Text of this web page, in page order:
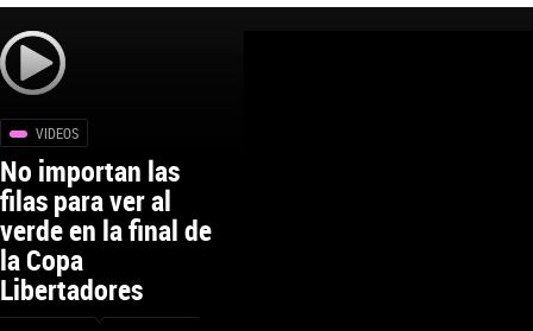
VIDEOS
No importan las
filas para ver al
verde en la final de
la Copa
Libertadores